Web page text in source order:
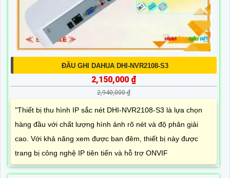
ĐẦU GHI DAHUA DHI-NVR2108-S3
2,150,000 ₫
2,940,000 ₫
"Thiết bị thu hình IP sắc nét DHI-NVR2108-S3 là lựa chọn
hàng đầu với chất lượng hình ảnh rõ nét và độ phân giải
cao. Với khả năng xem được ban đêm, thiết bị này được
trang bị công nghệ IP tiên tiến và hỗ trợ ONVIF